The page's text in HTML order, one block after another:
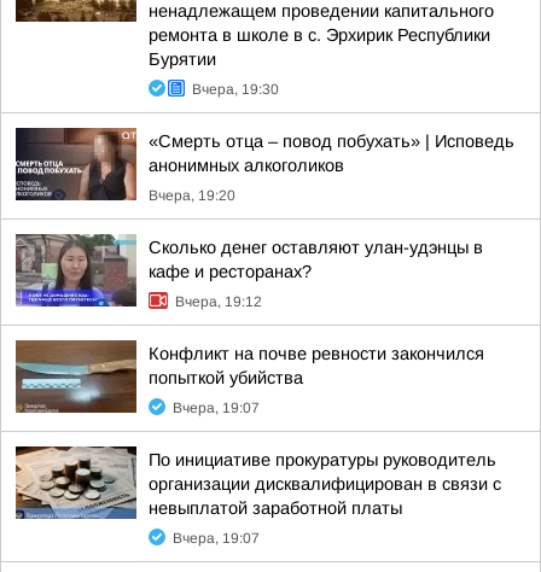
ненадлежащем проведении капитального
ремонта в школе в с. Эрхирик Республики
Бурятии
Вчера, 19:30
«Смерть отца – повод побухать» | Исповедь
анонимных алкоголиков
Вчера, 19:20
Сколько денег оставляют улан-удэнцы в
кафе и ресторанах?
Вчера, 19:12
Конфликт на почве ревности закончился
попыткой убийства
Вчера, 19:07
По инициативе прокуратуры руководитель
организации дисквалифицирован в связи с
невыплатой заработной платы
Вчера, 19:07